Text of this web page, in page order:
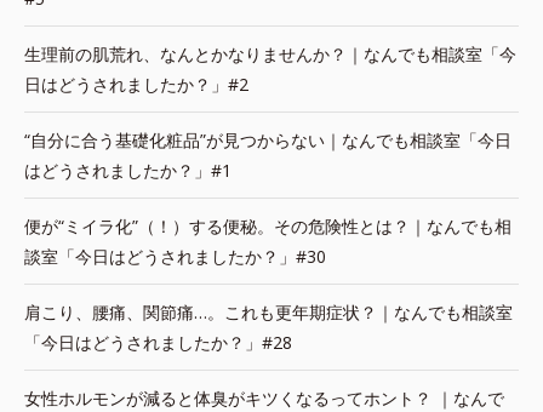
生理前の肌荒れ、なんとかなりませんか？｜なんでも相談室「今
日はどうされましたか？」#2
“自分に合う基礎化粧品”が見つからない｜なんでも相談室「今日
はどうされましたか？」#1
便が“ミイラ化”（！）する便秘。その危険性とは？｜なんでも相
談室「今日はどうされましたか？」#30
肩こり、腰痛、関節痛…。これも更年期症状？｜なんでも相談室
「今日はどうされましたか？」#28
女性ホルモンが減ると体臭がキツくなるってホント？ ｜なんで